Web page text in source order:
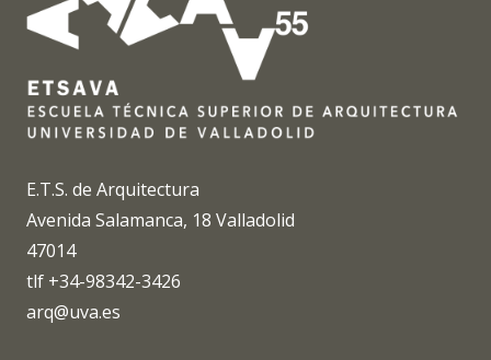
E.T.S. de Arquitectura
Avenida Salamanca, 18 Valladolid
47014
tlf +34-98342-3426
arq@uva.es